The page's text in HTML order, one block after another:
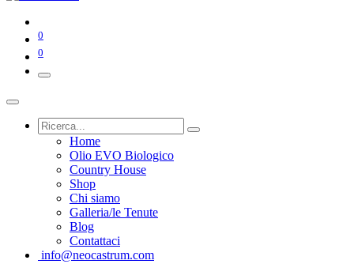
0
0
Home
Olio EVO Biologico
Country House
Shop
Chi siamo
Galleria/le Tenute
Blog
Contattaci
info@neocastrum.com